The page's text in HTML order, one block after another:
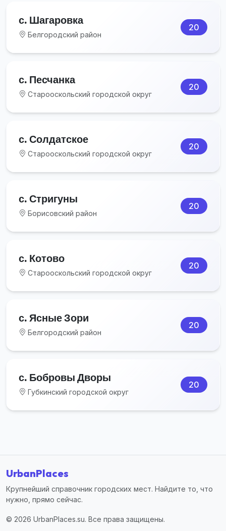
с. Шагаровка
Белгородский район
20
с. Песчанка
Старооскольский городской округ
20
с. Солдатское
Старооскольский городской округ
20
с. Стригуны
Борисовский район
20
с. Котово
Старооскольский городской округ
20
с. Ясные Зори
Белгородский район
20
с. Бобровы Дворы
Губкинский городской округ
20
UrbanPlaces
Крупнейший справочник городских мест. Найдите то, что
нужно, прямо сейчас.
© 2026 UrbanPlaces.su. Все права защищены.